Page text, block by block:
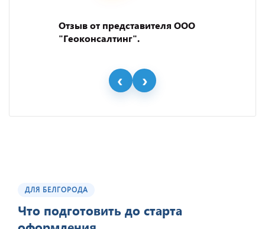
Отзыв от представителя ООО
"Геоконсалтинг".
ДЛЯ БЕЛГОРОДА
Что подготовить до старта